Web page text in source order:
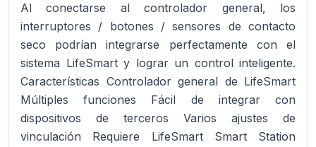
Al conectarse al controlador general, los
interruptores / botones / sensores de contacto
seco podrían integrarse perfectamente con el
sistema LifeSmart y lograr un control inteligente.
Características Controlador general de LifeSmart
Múltiples funciones Fácil de integrar con
dispositivos de terceros Varios ajustes de
vinculación Requiere LifeSmart Smart Station